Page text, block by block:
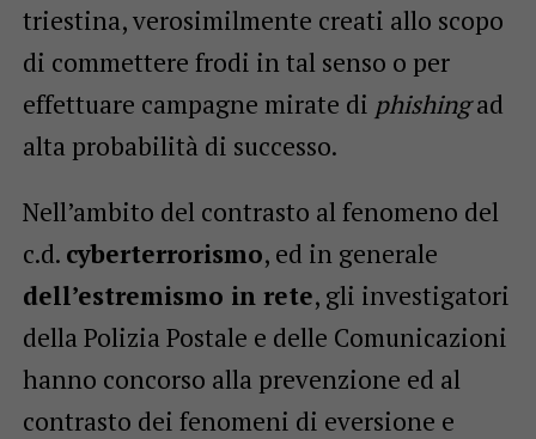
triestina, verosimilmente creati allo scopo
di commettere frodi in tal senso o per
effettuare campagne mirate di phishingad
alta probabilità di successo.
Nell’ambito del contrasto al fenomeno del
c.d. cyberterrorismo, ed in generale
dell’estremismo in rete, gli investigatori
della Polizia Postale e delle Comunicazioni
hanno concorso alla prevenzione ed al
contrasto dei fenomeni di eversione e